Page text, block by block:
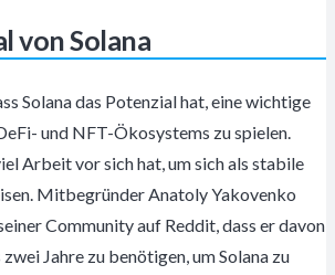
von Solana
Solana das Potenzial hat, eine wichtige
und NFT-Ökosystems zu spielen.
Arbeit vor sich hat, um sich als stabile
Mitbegründer Anatoly Yakovenko
Community auf Reddit, dass er davon
Jahre zu benötigen, um Solana zu